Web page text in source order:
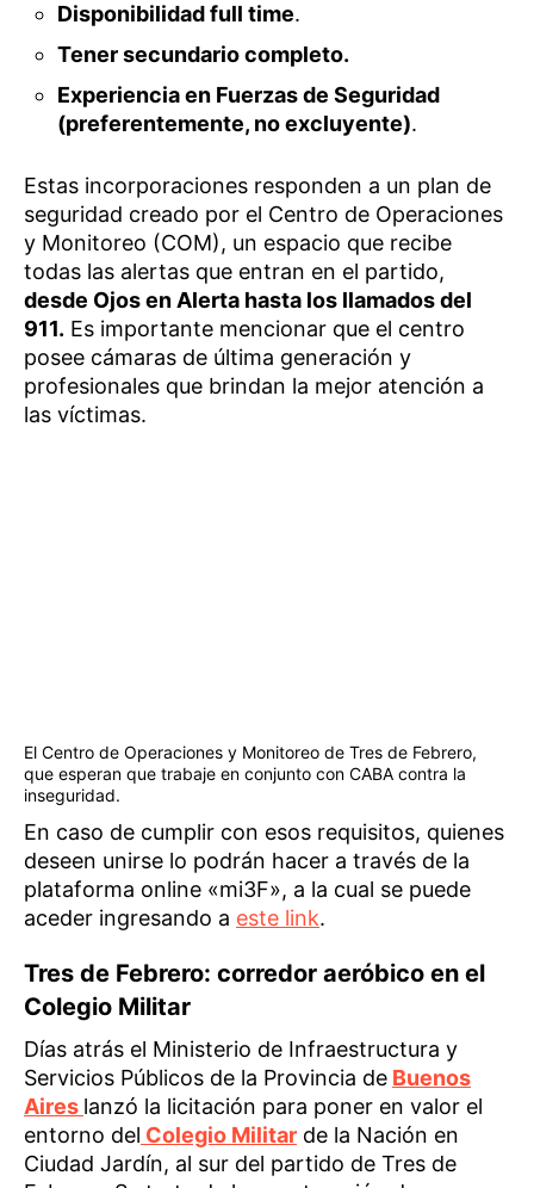
Disponibilidad full time.
Tener secundario completo.
Experiencia en Fuerzas de Seguridad
(preferentemente, no excluyente).
Estas incorporaciones responden a un plan de
seguridad creado por el Centro de Operaciones
y Monitoreo (COM), un espacio que recibe
todas las alertas que entran en el partido,
desde Ojos en Alerta hasta los llamados del
911. Es importante mencionar que el centro
posee cámaras de última generación y
profesionales que brindan la mejor atención a
las víctimas.
El Centro de Operaciones y Monitoreo de Tres de Febrero,
que esperan que trabaje en conjunto con CABA contra la
inseguridad.
En caso de cumplir con esos requisitos, quienes
deseen unirse lo podrán hacer a través de la
plataforma online «mi3F», a la cual se puede
aceder ingresando a este link.
Tres de Febrero: corredor aeróbico en el
Colegio Militar
Días atrás el Ministerio de Infraestructura y
Servicios Públicos de la Provincia de Buenos
Aires lanzó la licitación para poner en valor el
entorno del Colegio Militar de la Nación en
Ciudad Jardín, al sur del partido de Tres de